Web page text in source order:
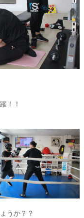
！！
うか？？